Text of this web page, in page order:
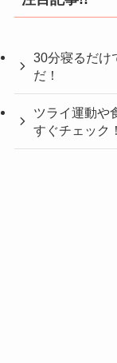
30分寝るだけ
だ！
ツライ運動や
すぐチェック！